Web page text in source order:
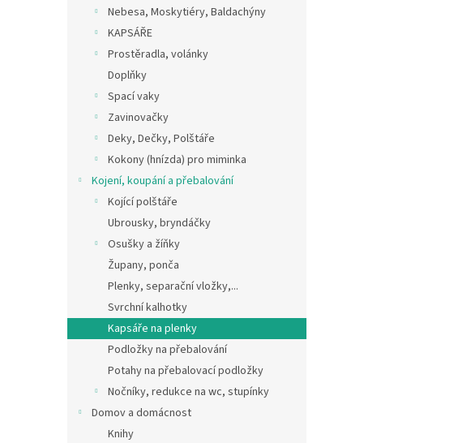
Nebesa, Moskytiéry, Baldachýny
KAPSÁŘE
Prostěradla, volánky
Doplňky
Spací vaky
Zavinovačky
Deky, Dečky, Polštáře
Kokony (hnízda) pro miminka
Kojení, koupání a přebalování
Kojící polštáře
Ubrousky, bryndáčky
Osušky a žíňky
Župany, ponča
Plenky, separační vložky,...
Svrchní kalhotky
Kapsáře na plenky
Podložky na přebalování
Potahy na přebalovací podložky
Nočníky, redukce na wc, stupínky
Domov a domácnost
Knihy